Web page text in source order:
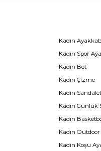
Kadın
Kadın Spor
Kadın Bot
Kadın Çizme
Kadın Sandalet
Kadın Günlük
Kadın
Kadın Outdoor
Kadın Koşu